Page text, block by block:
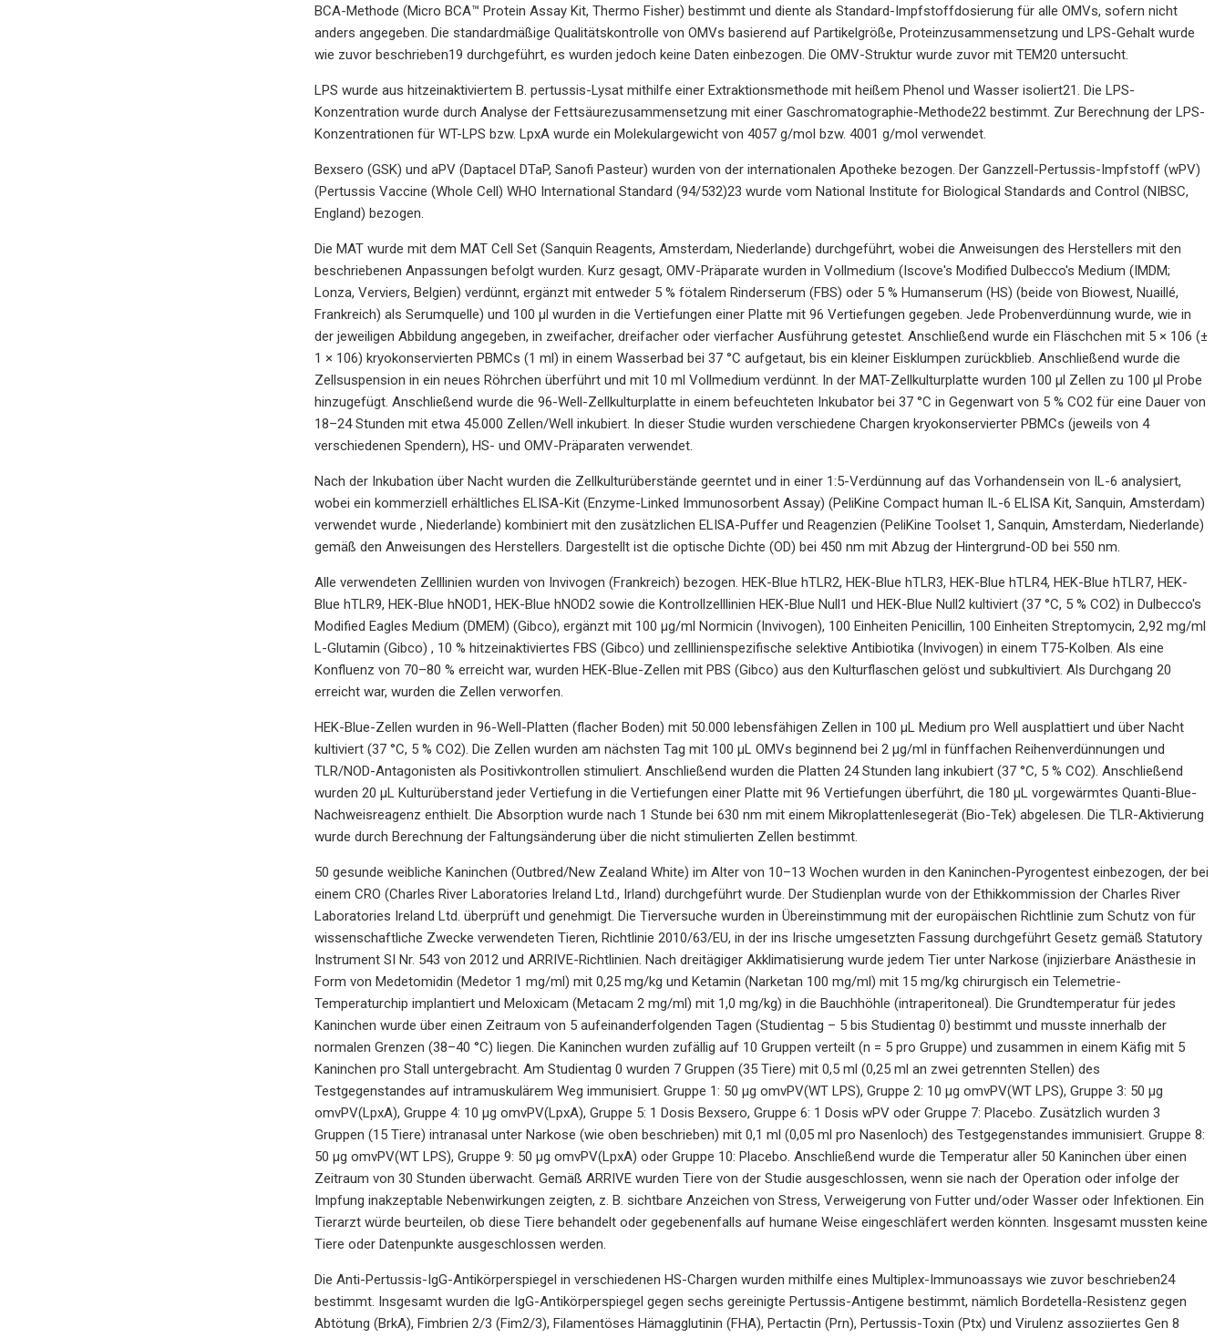
BCA-Methode (Micro BCA™ Protein Assay Kit, Thermo Fisher) bestimmt und diente als Standard-Impfstoffdosierung für alle OMVs, sofern nicht
anders angegeben. Die standardmäßige Qualitätskontrolle von OMVs basierend auf Partikelgröße, Proteinzusammensetzung und LPS-Gehalt wurde
wie zuvor beschrieben19 durchgeführt, es wurden jedoch keine Daten einbezogen. Die OMV-Struktur wurde zuvor mit TEM20 untersucht.
LPS wurde aus hitzeinaktiviertem B. pertussis-Lysat mithilfe einer Extraktionsmethode mit heißem Phenol und Wasser isoliert21. Die LPS-
Konzentration wurde durch Analyse der Fettsäurezusammensetzung mit einer Gaschromatographie-Methode22 bestimmt. Zur Berechnung der LPS-
Konzentrationen für WT-LPS bzw. LpxA wurde ein Molekulargewicht von 4057 g/mol bzw. 4001 g/mol verwendet.
Bexsero (GSK) und aPV (Daptacel DTaP, Sanofi Pasteur) wurden von der internationalen Apotheke bezogen. Der Ganzzell-Pertussis-Impfstoff (wPV)
(Pertussis Vaccine (Whole Cell) WHO International Standard (94/532)23 wurde vom National Institute for Biological Standards and Control (NIBSC,
England) bezogen.
Die MAT wurde mit dem MAT Cell Set (Sanquin Reagents, Amsterdam, Niederlande) durchgeführt, wobei die Anweisungen des Herstellers mit den
beschriebenen Anpassungen befolgt wurden. Kurz gesagt, OMV-Präparate wurden in Vollmedium (Iscove's Modified Dulbecco's Medium (IMDM;
Lonza, Verviers, Belgien) verdünnt, ergänzt mit entweder 5 % fötalem Rinderserum (FBS) oder 5 % Humanserum (HS) (beide von Biowest, Nuaillé,
Frankreich) als Serumquelle) und 100 μl wurden in die Vertiefungen einer Platte mit 96 Vertiefungen gegeben. Jede Probenverdünnung wurde, wie in
der jeweiligen Abbildung angegeben, in zweifacher, dreifacher oder vierfacher Ausführung getestet. Anschließend wurde ein Fläschchen mit 5 × 106 (±
1 × 106) kryokonservierten PBMCs (1 ml) in einem Wasserbad bei 37 °C aufgetaut, bis ein kleiner Eisklumpen zurückblieb. Anschließend wurde die
Zellsuspension in ein neues Röhrchen überführt und mit 10 ml Vollmedium verdünnt. In der MAT-Zellkulturplatte wurden 100 μl Zellen zu 100 μl Probe
hinzugefügt. Anschließend wurde die 96-Well-Zellkulturplatte in einem befeuchteten Inkubator bei 37 °C in Gegenwart von 5 % CO2 für eine Dauer von
18–24 Stunden mit etwa 45.000 Zellen/Well inkubiert. In dieser Studie wurden verschiedene Chargen kryokonservierter PBMCs (jeweils von 4
verschiedenen Spendern), HS- und OMV-Präparaten verwendet.
Nach der Inkubation über Nacht wurden die Zellkulturüberstände geerntet und in einer 1:5-Verdünnung auf das Vorhandensein von IL-6 analysiert,
wobei ein kommerziell erhältliches ELISA-Kit (Enzyme-Linked Immunosorbent Assay) (PeliKine Compact human IL-6 ELISA Kit, Sanquin, Amsterdam)
verwendet wurde , Niederlande) kombiniert mit den zusätzlichen ELISA-Puffer und Reagenzien (PeliKine Toolset 1, Sanquin, Amsterdam, Niederlande)
gemäß den Anweisungen des Herstellers. Dargestellt ist die optische Dichte (OD) bei 450 nm mit Abzug der Hintergrund-OD bei 550 nm.
Alle verwendeten Zelllinien wurden von Invivogen (Frankreich) bezogen. HEK-Blue hTLR2, HEK-Blue hTLR3, HEK-Blue hTLR4, HEK-Blue hTLR7, HEK-
Blue hTLR9, HEK-Blue hNOD1, HEK-Blue hNOD2 sowie die Kontrollzelllinien HEK-Blue Null1 und HEK-Blue Null2 kultiviert (37 °C, 5 % CO2) in Dulbecco's
Modified Eagles Medium (DMEM) (Gibco), ergänzt mit 100 µg/ml Normicin (Invivogen), 100 Einheiten Penicillin, 100 Einheiten Streptomycin, 2,92 mg/ml
L-Glutamin (Gibco) , 10 % hitzeinaktiviertes FBS (Gibco) und zelllinienspezifische selektive Antibiotika (Invivogen) in einem T75-Kolben. Als eine
Konfluenz von 70–80 % erreicht war, wurden HEK-Blue-Zellen mit PBS (Gibco) aus den Kulturflaschen gelöst und subkultiviert. Als Durchgang 20
erreicht war, wurden die Zellen verworfen.
HEK-Blue-Zellen wurden in 96-Well-Platten (flacher Boden) mit 50.000 lebensfähigen Zellen in 100 µL Medium pro Well ausplattiert und über Nacht
kultiviert (37 °C, 5 % CO2). Die Zellen wurden am nächsten Tag mit 100 µL OMVs beginnend bei 2 µg/ml in fünffachen Reihenverdünnungen und
TLR/NOD-Antagonisten als Positivkontrollen stimuliert. Anschließend wurden die Platten 24 Stunden lang inkubiert (37 °C, 5 % CO2). Anschließend
wurden 20 µL Kulturüberstand jeder Vertiefung in die Vertiefungen einer Platte mit 96 Vertiefungen überführt, die 180 µL vorgewärmtes Quanti-Blue-
Nachweisreagenz enthielt. Die Absorption wurde nach 1 Stunde bei 630 nm mit einem Mikroplattenlesegerät (Bio-Tek) abgelesen. Die TLR-Aktivierung
wurde durch Berechnung der Faltungsänderung über die nicht stimulierten Zellen bestimmt.
50 gesunde weibliche Kaninchen (Outbred/New Zealand White) im Alter von 10–13 Wochen wurden in den Kaninchen-Pyrogentest einbezogen, der bei
einem CRO (Charles River Laboratories Ireland Ltd., Irland) durchgeführt wurde. Der Studienplan wurde von der Ethikkommission der Charles River
Laboratories Ireland Ltd. überprüft und genehmigt. Die Tierversuche wurden in Übereinstimmung mit der europäischen Richtlinie zum Schutz von für
wissenschaftliche Zwecke verwendeten Tieren, Richtlinie 2010/63/EU, in der ins Irische umgesetzten Fassung durchgeführt Gesetz gemäß Statutory
Instrument SI Nr. 543 von 2012 und ARRIVE-Richtlinien. Nach dreitägiger Akklimatisierung wurde jedem Tier unter Narkose (injizierbare Anästhesie in
Form von Medetomidin (Medetor 1 mg/ml) mit 0,25 mg/kg und Ketamin (Narketan 100 mg/ml) mit 15 mg/kg chirurgisch ein Telemetrie-
Temperaturchip implantiert und Meloxicam (Metacam 2 mg/ml) mit 1,0 mg/kg) in die Bauchhöhle (intraperitoneal). Die Grundtemperatur für jedes
Kaninchen wurde über einen Zeitraum von 5 aufeinanderfolgenden Tagen (Studientag – 5 bis Studientag 0) bestimmt und musste innerhalb der
normalen Grenzen (38–40 °C) liegen. Die Kaninchen wurden zufällig auf 10 Gruppen verteilt (n = 5 pro Gruppe) und zusammen in einem Käfig mit 5
Kaninchen pro Stall untergebracht. Am Studientag 0 wurden 7 Gruppen (35 Tiere) mit 0,5 ml (0,25 ml an zwei getrennten Stellen) des
Testgegenstandes auf intramuskulärem Weg immunisiert. Gruppe 1: 50 µg omvPV(WT LPS), Gruppe 2: 10 µg omvPV(WT LPS), Gruppe 3: 50 µg
omvPV(LpxA), Gruppe 4: 10 µg omvPV(LpxA), Gruppe 5: 1 Dosis Bexsero, Gruppe 6: 1 Dosis wPV oder Gruppe 7: Placebo. Zusätzlich wurden 3
Gruppen (15 Tiere) intranasal unter Narkose (wie oben beschrieben) mit 0,1 ml (0,05 ml pro Nasenloch) des Testgegenstandes immunisiert. Gruppe 8:
50 µg omvPV(WT LPS), Gruppe 9: 50 µg omvPV(LpxA) oder Gruppe 10: Placebo. Anschließend wurde die Temperatur aller 50 Kaninchen über einen
Zeitraum von 30 Stunden überwacht. Gemäß ARRIVE wurden Tiere von der Studie ausgeschlossen, wenn sie nach der Operation oder infolge der
Impfung inakzeptable Nebenwirkungen zeigten, z. B. sichtbare Anzeichen von Stress, Verweigerung von Futter und/oder Wasser oder Infektionen. Ein
Tierarzt würde beurteilen, ob diese Tiere behandelt oder gegebenenfalls auf humane Weise eingeschläfert werden könnten. Insgesamt mussten keine
Tiere oder Datenpunkte ausgeschlossen werden.
Die Anti-Pertussis-IgG-Antikörperspiegel in verschiedenen HS-Chargen wurden mithilfe eines Multiplex-Immunoassays wie zuvor beschrieben24
bestimmt. Insgesamt wurden die IgG-Antikörperspiegel gegen sechs gereinigte Pertussis-Antigene bestimmt, nämlich Bordetella-Resistenz gegen
Abtötung (BrkA), Fimbrien 2/3 (Fim2/3), Filamentöses Hämagglutinin (FHA), Pertactin (Prn), Pertussis-Toxin (Ptx) und Virulenz assoziiertes Gen 8